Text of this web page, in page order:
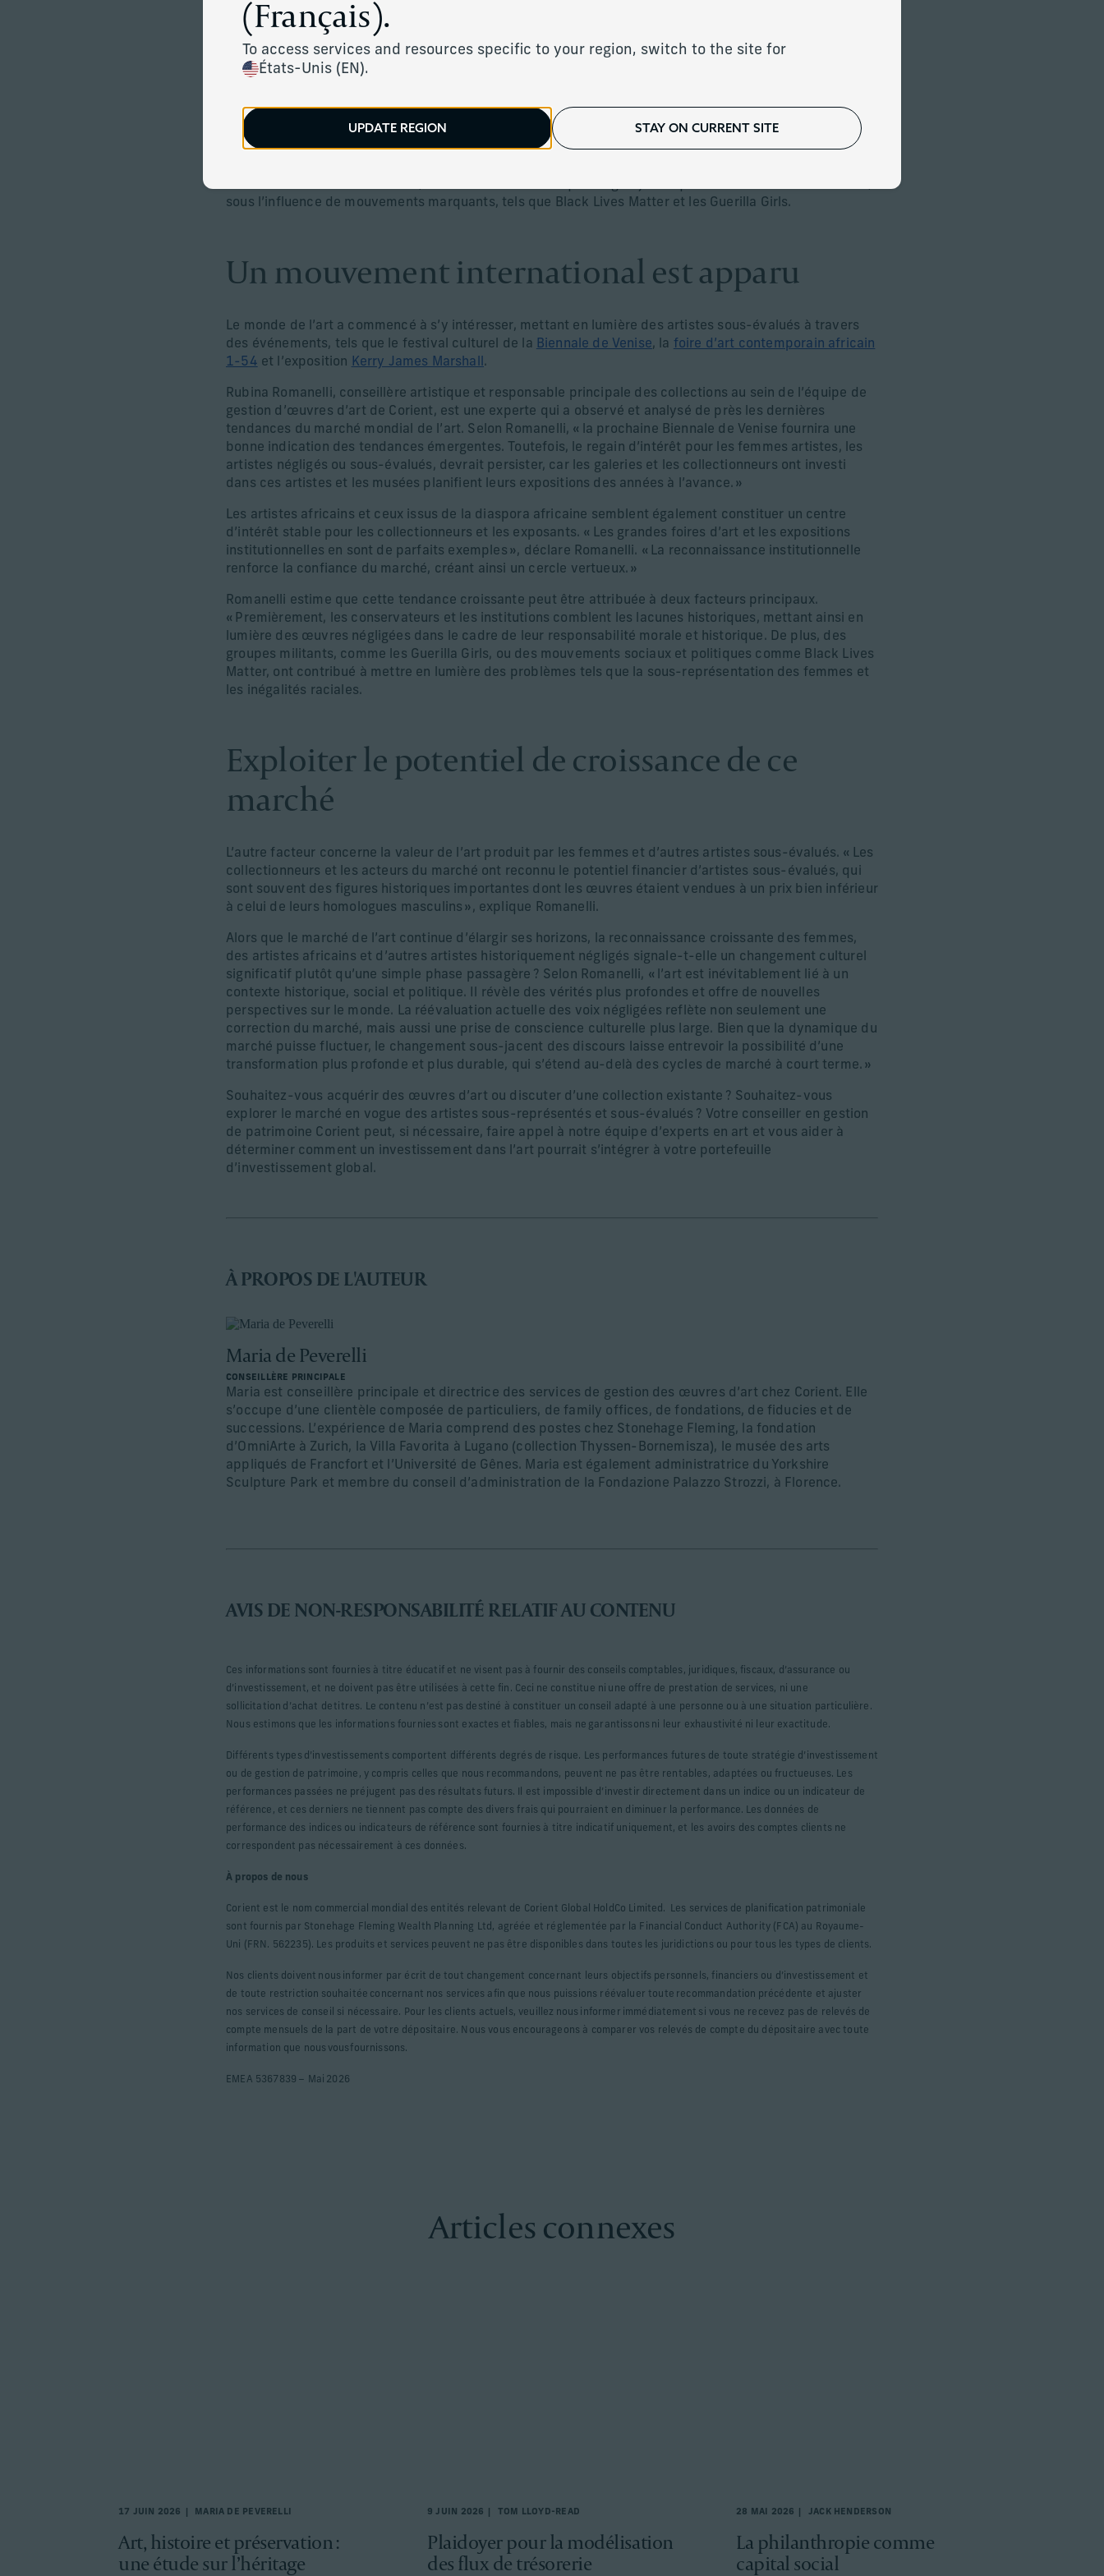
(Français).
To access services and resources specific to your region, switch to the site for
États-Unis (EN).
UPDATE REGION STAY ON CURRENT SITE
avons constaté un intérêt croissant de la part de clients souhaitant intégrer l’art dans l’ensemble de leurs
portefeuilles.
S’il existe de nombreux genres artistiques qui méritent l’attention, l’une des grandes tendances récentes
consiste à s’intéresser aux artistes méconnus (et donc potentiellement sous-évalués). En particulier, les
ainsi que d’autres créateurs historiquement moins prisés, sont à l’origine de changements significatifs
sur le marché mondial de l’art.
sous l’influence de mouvements marquants, tels que Black Lives Matter et les Guerilla Girls.
Un mouvement international est apparu
Le monde de l’art a commencé à s’y intéresser, mettant en lumière des artistes sous-évalués à travers
des événements, tels que le festival culturel de la Biennale de Venise, la foire d’art contemporain africain
1-54 et l’exposition Kerry James Marshall .
Rubina Romanelli, conseillère artistique et responsable principale des collections au sein de l’équipe de
gestion d’œuvres d’art de Corient, est une experte qui a observé et analysé de près les dernières
tendances du marché mondial de l’art. Selon Romanelli, « la prochaine Biennale de Venise fournira une
bonne indication des tendances émergentes. Toutefois, le regain d’intérêt pour les femmes artistes, les
artistes négligés ou sous-évalués, devrait persister, car les galeries et les collectionneurs ont investi
dans ces artistes et les musées planifient leurs expositions des années à l’avance. »
Les artistes africains et ceux issus de la diaspora africaine semblent également constituer un centre
d’intérêt stable pour les collectionneurs et les exposants. « Les grandes foires d’art et les expositions
institutionnelles en sont de parfaits exemples », déclare Romanelli. « La reconnaissance institutionnelle
renforce la confiance du marché, créant ainsi un cercle vertueux. »
Romanelli estime que cette tendance croissante peut être attribuée à deux facteurs principaux.
« Premièrement, les conservateurs et les institutions comblent les lacunes historiques, mettant ainsi en
lumière des œuvres négligées dans le cadre de leur responsabilité morale et historique. De plus, des
groupes militants, comme les Guerilla Girls, ou des mouvements sociaux et politiques comme Black Lives
Matter, ont contribué à mettre en lumière des problèmes tels que la sous-représentation des femmes et
les inégalités raciales.
Exploiter le potentiel de croissance de ce
marché
L’autre facteur concerne la valeur de l’art produit par les femmes et d’autres artistes sous-évalués. « Les
collectionneurs et les acteurs du marché ont reconnu le potentiel financier d’artistes sous-évalués, qui
sont souvent des figures historiques importantes dont les œuvres étaient vendues à un prix bien inférieur
à celui de leurs homologues masculins », explique Romanelli.
Alors que le marché de l’art continue d’élargir ses horizons, la reconnaissance croissante des femmes,
des artistes africains et d’autres artistes historiquement négligés signale-t-elle un changement culturel
significatif plutôt qu’une simple phase passagère ? Selon Romanelli, « l’art est inévitablement lié à un
contexte historique, social et politique. Il révèle des vérités plus profondes et offre de nouvelles
perspectives sur le monde. La réévaluation actuelle des voix négligées reflète non seulement une
correction du marché, mais aussi une prise de conscience culturelle plus large. Bien que la dynamique du
marché puisse fluctuer, le changement sous-jacent des discours laisse entrevoir la possibilité d’une
transformation plus profonde et plus durable, qui s’étend au-delà des cycles de marché à court terme. »
Souhaitez-vous acquérir des œuvres d’art ou discuter d’une collection existante ? Souhaitez-vous
explorer le marché en vogue des artistes sous-représentés et sous-évalués ? Votre conseiller en gestion
de patrimoine Corient peut, si nécessaire, faire appel à notre équipe d’experts en art et vous aider à
déterminer comment un investissement dans l’art pourrait s’intégrer à votre portefeuille
d’investissement global.
À PROPOS DE L'AUTEUR
Maria de Peverelli
CONSEILLÈRE PRINCIPALE
Maria est conseillère principale et directrice des services de gestion des œuvres d’art chez Corient. Elle
s’occupe d’une clientèle composée de particuliers, de family offices, de fondations, de fiducies et de
successions. L’expérience de Maria comprend des postes chez Stonehage Fleming, la fondation
d’OmniArte à Zurich, la Villa Favorita à Lugano (collection Thyssen-Bornemisza), le musée des arts
appliqués de Francfort et l’Université de Gênes. Maria est également administratrice du Yorkshire
Sculpture Park et membre du conseil d’administration de la Fondazione Palazzo Strozzi, à Florence.
AVIS DE NON-RESPONSABILITÉ RELATIF AU CONTENU
Ces informations sont fournies à titre éducatif et ne visent pas à fournir des conseils comptables, juridiques, fiscaux, d’assurance ou
d’investissement, et ne doivent pas être utilisées à cette fin. Ceci ne constitue ni une offre de prestation de services, ni une
sollicitation d’achat de titres. Le contenu n’est pas destiné à constituer un conseil adapté à une personne ou à une situation particulière.
Nous estimons que les informations fournies sont exactes et fiables, mais ne garantissons ni leur exhaustivité ni leur exactitude.
Différents types d’investissements comportent différents degrés de risque. Les performances futures de toute stratégie d’investissement
ou de gestion de patrimoine, y compris celles que nous recommandons, peuvent ne pas être rentables, adaptées ou fructueuses. Les
performances passées ne préjugent pas des résultats futurs. Il est impossible d’investir directement dans un indice ou un indicateur de
référence, et ces derniers ne tiennent pas compte des divers frais qui pourraient en diminuer la performance. Les données de
performance des indices ou indicateurs de référence sont fournies à titre indicatif uniquement, et les avoirs des comptes clients ne
correspondent pas nécessairement à ces données.
À propos de nous
Corient est le nom commercial mondial des entités relevant de Corient Global HoldCo Limited. Les services de planification patrimoniale
sont fournis par Stonehage Fleming Wealth Planning Ltd, agréée et réglementée par la Financial Conduct Authority (FCA) au Royaume-
Uni (FRN. 562235). Les produits et services peuvent ne pas être disponibles dans toutes les juridictions ou pour tous les types de clients.
Nos clients doivent nous informer par écrit de tout changement concernant leurs objectifs personnels, financiers ou d’investissement et
de toute restriction souhaitée concernant nos services afin que nous puissions réévaluer toute recommandation précédente et ajuster
nos services de conseil si nécessaire. Pour les clients actuels, veuillez nous informer immédiatement si vous ne recevez pas de relevés de
compte mensuels de la part de votre dépositaire. Nous vous encourageons à comparer vos relevés de compte du dépositaire avec toute
information que nous vous fournissons.
EMEA 5367839 – Mai 2026
Articles connexes
17 JUIN 2026 MARIA DE PEVERELLI
Art, histoire et préservation :
une étude sur l’héritage
9 JUIN 2026 TOM LLOYD-READ
Plaidoyer pour la modélisation
des flux de trésorerie
28 MAI 2026 JACK HENDERSON
La philanthropie comme
capital social